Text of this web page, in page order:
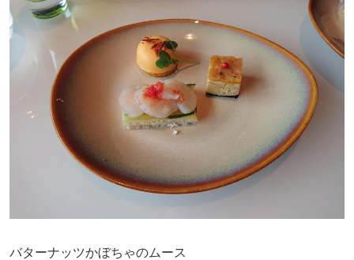
バターナッツかぼちゃのムース